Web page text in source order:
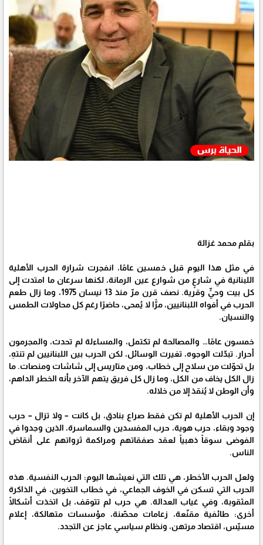
بقلم محمد غزالة
في مثل هذا اليوم قبل خمسين عامًا، انفجرت شرارة الحرب الأهلية
اللبنانية في شارعٍ من شوارع عين الرمانة، لكنها سرعان ما امتدت إلى
كل بيت وحيٍّ وقرية. نصف قرن مرّ منذ 13 نيسان 1975، وما زال طعم
الحرب في أفواه اللبنانيين، مرًّا لا يُمحى، حاضرًا رغم كل محاولات الطمس
والنسيان.
خمسون عامًا… والمصالحة لم تكتمل، والمساءلة لم تحدث، والمجرمون
أحرار. تبدّلت الوجوه، تغيرت الوسائل، لكن الحرب بين اللبنانيين لم تنتهِ،
بل تحوّلت من سلاح إلى خطاب، ومن متاريس إلى شاشات ومنصات. ما
زال الكل يخاف من الكل، وما زال كل فريق يتهم الآخر بأنه الخطر الداهم،
وأن الوطن لا يُنقذ إلا من خلاله.
إن الحرب الأهلية لم تكن فقط صراع بنادق، بل كانت – ولا تزال – حرب
وجود وبقاء، حرب هوية، حرب المفسدين والسماسرة، الذين وجدوا في
الفوضى سوقاً ذهبياً لعقد صفقاتهم ومراكمة ثرواتهم على أنقاض
الناس.
ولعل الحرب الأخطر، هي تلك التي نعيشها اليوم: الحرب النفسية. هذه
الحرب التي تسكن في الخوف الجماعي، في خطاب التخوين، في الذاكرة
المثقوبة، وفي غياب العدالة. هي حرب لم تتوقف، بل اتخذت أشكالًا
أخرى: طائفية مقنّعة، زعامات محصّنة، مؤسسات متهالكة، إعلام
مسيّس، اقتصاد مرتهن، ونظام سياسي عاجز عن التجدد.